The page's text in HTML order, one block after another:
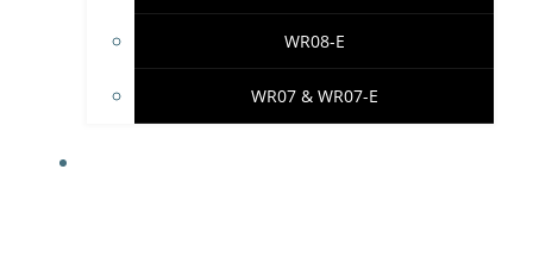
WR08-E
WR07 & WR07-E